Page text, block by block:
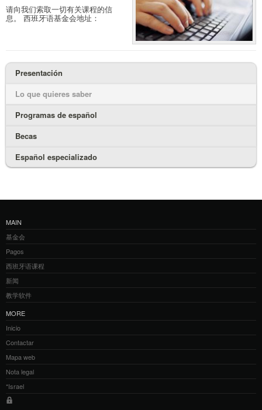
请向我们索取一切有关课程的信
息。 西班牙语基金会地址：
Presentación
Lo que quieres saber
Programas de español
Becas
Español especializado
MAIN
基金会
Pagos
西班牙语课程
新闻
教学软件
MORE
Inicio
Contactar
Mapa web
Nota legal
*Israel